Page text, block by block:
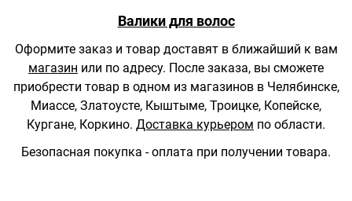
Валики для волос
Оформите заказ и товар доставят в ближайший к вам
магазин или по адресу. После заказа, вы сможете
приобрести товар в одном из магазинов в Челябинске,
Миассе, Златоусте, Кыштыме, Троицке, Копейске,
Кургане, Коркино. Доставка курьером по области.
Безопасная покупка - оплата при получении товара.